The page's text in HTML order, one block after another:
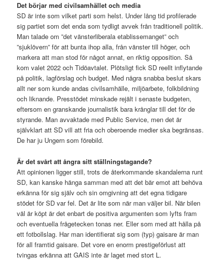
Det börjar med civilsamhället och media
SD är inte som vilket parti som helst. Under lång tid profilerade
sig partiet som det enda som tydligt avvek från traditionell politik.
Man talade om ”det vänsterliberala etablissemanget” och
”sjuklövern” för att bunta ihop alla, från vänster till höger, och
markera att man stod för något annat, en riktig opposition. Så
kom valet 2022 och Tidöavtalet. Plötsligt fick SD reellt inflytande
på politik, lagförslag och budget. Med några snabba beslut skars
allt ner som kunde andas civilsamhälle, miljöarbete, folkbildning
och liknande. Presstödet minskade rejält i senaste budgeten,
eftersom en granskande journalistik bara krånglar till det för de
styrande. Man avvaktade med Public Service, men det är
självklart att SD vill att fria och oberoende medier ska begränsas.
De har ju Ungern som förebild.
Är det svårt att ångra sitt ställningstagande?
Att opinionen ligger still, trots de återkommande skandalerna runt
SD, kan kanske hänga samman med att det bär emot att behöva
erkänna för sig själv och sin omgivning att det egna tidigare
stödet för SD var fel. Det är lite som när man väljer bil. När bilen
väl är köpt är det enbart de positiva argumenten som lyfts fram
och eventuella frågetecken tonas ner. Eller som med att hålla på
ett fotbollslag. Har man identifierat sig som (typ) gaisare är man
för all framtid gaisare. Det vore en enorm prestigeförlust att
tvingas erkänna att GAIS inte är laget med stort L.